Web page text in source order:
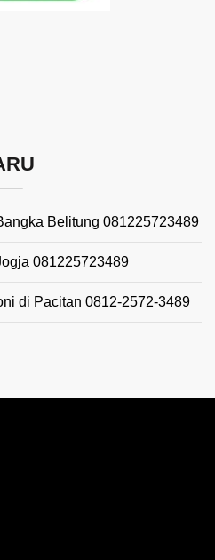
Belitung 081225723489
081225723489
di Pacitan 0812-2572-3489